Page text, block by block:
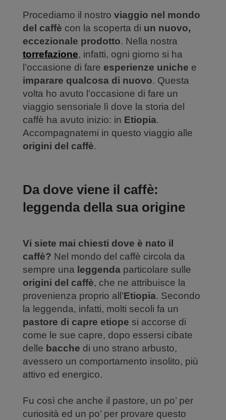
Procediamo il nostro viaggio nel mondo
del caffè con la scoperta di un nuovo,
eccezionale prodotto. Nella nostra
torrefazione, infatti, ogni giorno si ha
l’occasione di fare esperienze uniche e
imparare qualcosa di nuovo. Questa
volta ho avuto l’occasione di fare un
viaggio sensoriale lì dove la storia del
caffè ha avuto inizio: in Etiopia.
Accompagnatemi in questo viaggio alle
origini del caffè.
Da dove viene il caffè:
leggenda della sua origine
Vi siete mai chiesti dove è nato il
caffè? Nel mondo del caffè circola da
sempre una leggenda particolare sulle
origini del caffè, che ne attribuisce la
provenienza proprio all’Etiopia. Secondo
la leggenda, infatti, molti secoli fa un
pastore di capre etiope si accorse di
come le sue capre, dopo essersi cibate
delle bacche di uno strano arbusto,
avessero un comportamento insolito, più
attivo ed energico.
Fu così che anche il pastore, un po’ per
curiosità ed un po’ per provare questo